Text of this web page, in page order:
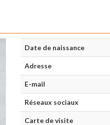
Date de naissance
Adresse
E-mail
Réseaux sociaux
Carte de visite